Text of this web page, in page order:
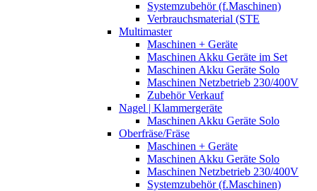
Systemzubehör (f.Maschinen)
Verbrauchsmaterial (STE
Multimaster
Maschinen + Geräte
Maschinen Akku Geräte im Set
Maschinen Akku Geräte Solo
Maschinen Netzbetrieb 230/400V
Zubehör Verkauf
Nagel | Klammergeräte
Maschinen Akku Geräte Solo
Oberfräse/Fräse
Maschinen + Geräte
Maschinen Akku Geräte Solo
Maschinen Netzbetrieb 230/400V
Systemzubehör (f.Maschinen)